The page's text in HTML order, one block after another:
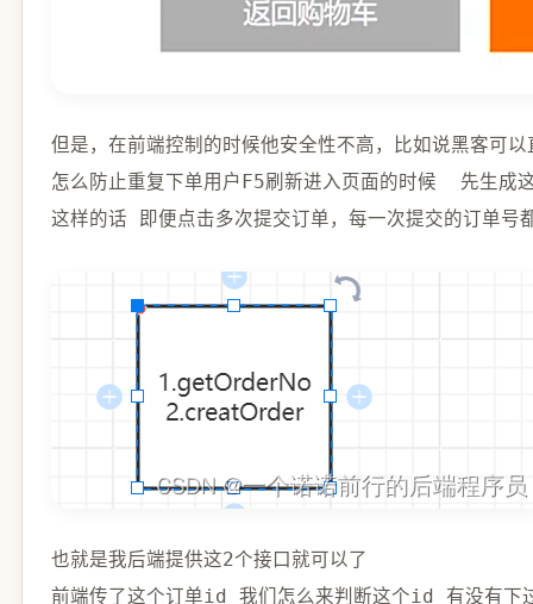
但是，在前端控制的时候他安全性不高，比如说黑客可
怎么防止重复下单用户F5刷新进入页面的时候  先生成
也就是我后端提供这2个接口就可以了
前端传了这个订单id 我们怎么来判断这个id 有没有